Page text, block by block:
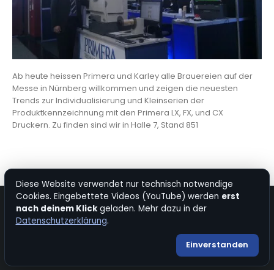
Ab heute heissen Primera und Karley alle Brauereien auf der
Messe in Nürnberg willkommen und zeigen die neuesten
Trends zur Individualisierung und Kleinserien der
Produktkennzeichnung mit den Primera LX, FX, und CX
Druckern. Zu finden sind wir in Halle 7, Stand 851
© Copyright 2026. All Rights Reserved.
Bevorzugte Quelle bei Google
Diese Website verwendet nur technisch notwendige
Cookies. Eingebettete Videos (YouTube) werden erst
nach deinem Klickgeladen. Mehr dazu in der
Datenschutzerklärung.
Einverstanden